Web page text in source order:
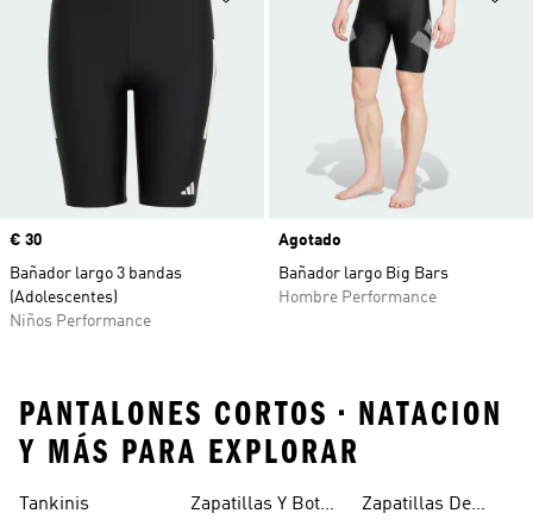
Precio
€ 30
Bañador largo 3 bandas
(Adolescentes)
Niños Performance
Agotado
Bañador largo Big Bars
Hombre Performance
PANTALONES CORTOS • NATACION
Y MÁS PARA EXPLORAR
Tankinis
Zapatillas Y Botas
Zapatillas De